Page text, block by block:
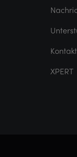
Kontakt
XPERT